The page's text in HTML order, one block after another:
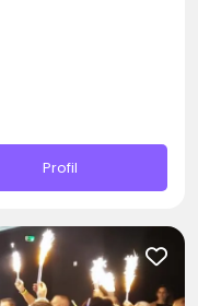
Profil